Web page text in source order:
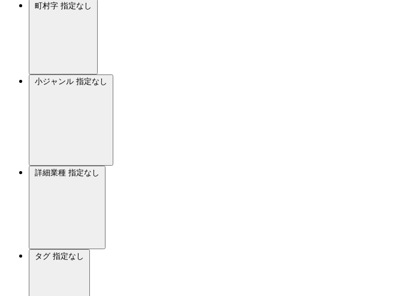
町村字 指定なし
小ジャンル 指定なし
詳細業種 指定なし
タグ 指定なし